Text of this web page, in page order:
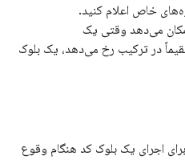
خاص اعلام کنید.
می‌دهد وقتی یک
در ترکیب رخ می‌دهد، یک بلوک
برای اجرای یک بلوک کد هنگام وقوع